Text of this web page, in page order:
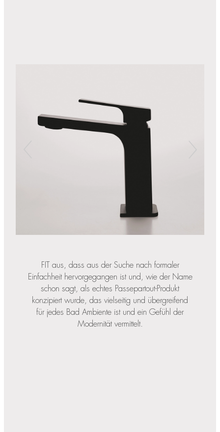
FIT aus, dass aus der Suche nach formaler
Einfachheit hervorgegangen ist und, wie der Name
schon sagt, als echtes Passepartout-Produkt
konzipiert wurde, das vielseitig und übergreifend
für jedes Bad Ambiente ist und ein Gefühl der
Modernität vermittelt.